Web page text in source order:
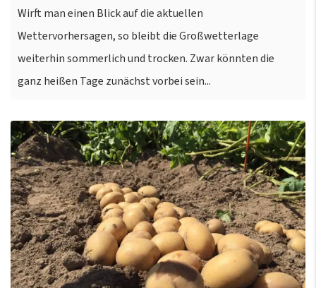
Wirft man einen Blick auf die aktuellen
Wettervorhersagen, so bleibt die Großwetterlage
weiterhin sommerlich und trocken. Zwar könnten die
ganz heißen Tage zunächst vorbei sein...